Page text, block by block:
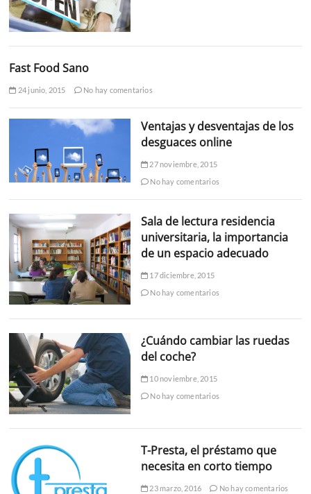
Fast Food Sano
24 junio, 2015 No hay comentarios
Ventajas y desventajas de los
desguaces online
27 noviembre, 2015
No hay comentarios
Sala de lectura residencia
universitaria, la importancia
de un espacio adecuado
17 diciembre, 2015
No hay comentarios
¿Cuándo cambiar las ruedas
del coche?
10 noviembre, 2015
No hay comentarios
T-Presta, el préstamo que
necesita en corto tiempo
23 marzo, 2016 No hay comentarios